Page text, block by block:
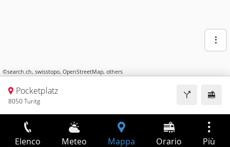
©search.ch, swisstopo, OpenStreetMap, others
Pocketplatz
8050 Turitg
Elenco Meteo Mappa Orario Più